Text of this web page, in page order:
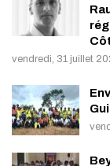
vendredi, 31 juillet